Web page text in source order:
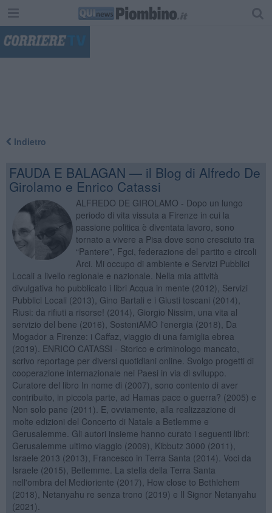
Indietro
FAUDA E BALAGAN — il Blog di Alfredo De
Girolamo e Enrico Catassi
ALFREDO DE GIROLAMO - Dopo un lungo
periodo di vita vissuta a Firenze in cui la
passione politica è diventata lavoro, sono
tornato a vivere a Pisa dove sono cresciuto tra
“Pantere”, Fgci, federazione del partito e circoli
Arci. Mi occupo di ambiente e Servizi Pubblici
Locali a livello regionale e nazionale. Nella mia attività
divulgativa ho pubblicato i libri Acqua in mente (2012), Servizi
Pubblici Locali (2013), Gino Bartali e i Giusti toscani (2014),
Riusi: da rifiuti a risorse! (2014), Giorgio Nissim, una vita al
servizio del bene (2016), SosteniAMO l'energia (2018), Da
Mogador a Firenze: i Caffaz, viaggio di una famiglia ebrea
(2019). ENRICO CATASSI - Storico e criminologo mancato,
scrivo reportage per diversi quotidiani online. Svolgo progetti di
cooperazione internazionale nei Paesi in via di sviluppo.
Curatore del libro In nome di (2007), sono contento di aver
contribuito, in piccola parte, ad Hamas pace o guerra? (2005) e
Non solo pane (2011). E, ovviamente, alla realizzazione di
molte edizioni del Concerto di Natale a Betlemme e
Gerusalemme. Gli autori insieme hanno curato i seguenti libri:
Gerusalemme ultimo viaggio (2009), Kibbutz 3000 (2011),
Israele 2013 (2013), Francesco in Terra Santa (2014). Voci da
Israele (2015), Betlemme. La stella della Terra Santa
nell'ombra del Medioriente (2017), How close to Bethlehem
(2018), Netanyahu re senza trono (2019) e Il Signor Netanyahu
(2021).